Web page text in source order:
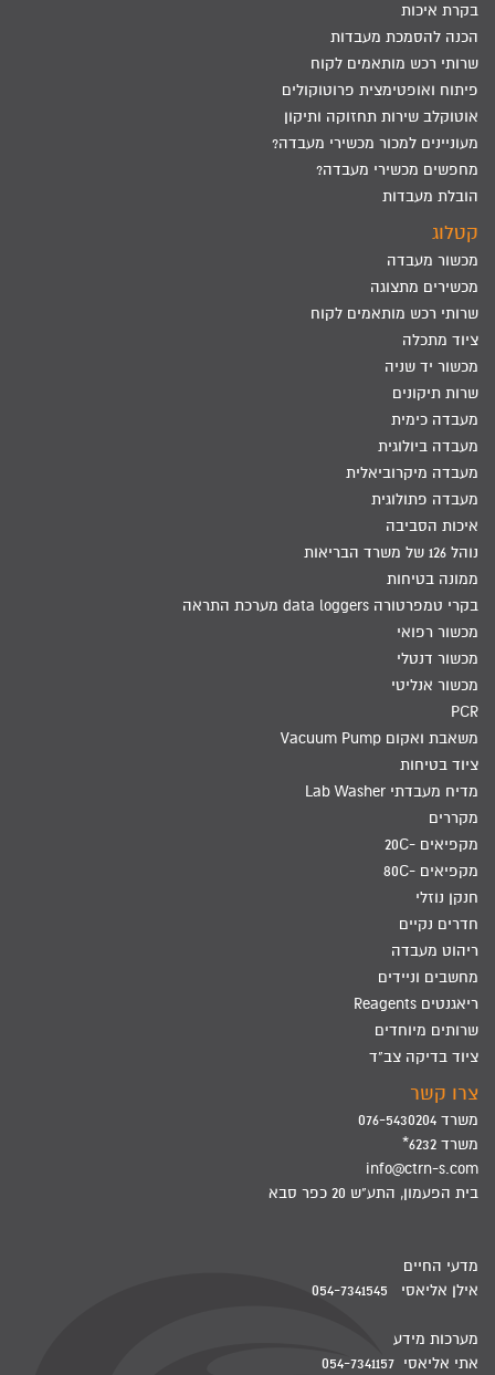
בקרת איכות
הכנה להסמכת מעבדות
שרותי רכש מותאמים לקוח
פיתוח ואופטימצית פרוטוקולים
אוטוקלב שירות תחזוקה ותיקון
מעוניינים למכור מכשירי מעבדה?
מחפשים מכשירי מעבדה?
הובלת מעבדות
קטלוג
מכשור מעבדה
מכשירים מתצוגה
שרותי רכש מותאמים לקוח
ציוד מתכלה
מכשור יד שניה
שרות תיקונים
מעבדה כימית
מעבדה ביולוגית
מעבדה מיקרוביאלית
מעבדה פתולוגית
איכות הסביבה
נוהל 126 של משרד הבריאות
ממונה בטיחות
בקרי טמפרטורה data loggers מערכת התראה
מכשור רפואי
מכשור דנטלי
מכשור אנליטי
PCR
משאבת ואקום Vacuum Pump
ציוד בטיחות
מדיח מעבדתי Lab Washer
מקררים
מקפיאים -20C
מקפיאים -80C
חנקן נוזלי
חדרים נקיים
ריהוט מעבדה
מחשבים וניידים
ריאגנטים Reagents
שרותים מיוחדים
ציוד בדיקה צב"ד
צרו קשר
משרד 076-5430204
משרד 6232*
info@ctrn-s.com
בית הפעמון, התע"ש 20 כפר סבא
מדעי החיים
אילן אליאסי 054-7341545
מערכות מידע
אתי אליאסי 054-7341157